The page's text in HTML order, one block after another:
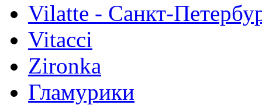
Vilatte - Санкт-
Vitacci
Zironka
Гламурики